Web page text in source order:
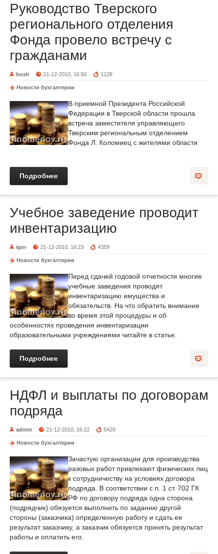
Руководство Тверского
регионального отделения
Фонда провело встречу с
гражданами
bush 21-12-2010, 16:50 1128
Новости бухгалтерии
В приемной Президента Российской
Федерации в Тверской области прошла
встреча заместителя управляющего
Тверским региональным отделением
Фонда Л. Коломиец с жителями области
Подробнее
Учебное заведение проводит
инвентаризацию
igor 21-12-2010, 16:23 4359
Новости бухгалтерии
Перед сдачей годовой отчетности многие
учебные заведения проводят
инвентаризацию имущества и
обязательств. На что обратить внимание
во время этой процедуры и об
особенностях проведения инвентаризации
образовательными учреждениями читайте в статье.
Подробнее
НДФЛ и выплаты по договорам
подряда
admin 21-12-2010, 16:22 5420
Новости бухгалтерии
Зачастую организации для производства
разовых работ привлекают физических лиц
к сотрудничеству на условиях договора
подряда. В соответствии с п. 1 ст. 702 ГК
РФ по договору подряда одна сторона
(подрядчик) обязуется выполнить по заданию другой
стороны (заказчика) определенную работу и сдать ее
результат заказчику, а заказчик обязуется принять результат
работы и оплатить его.